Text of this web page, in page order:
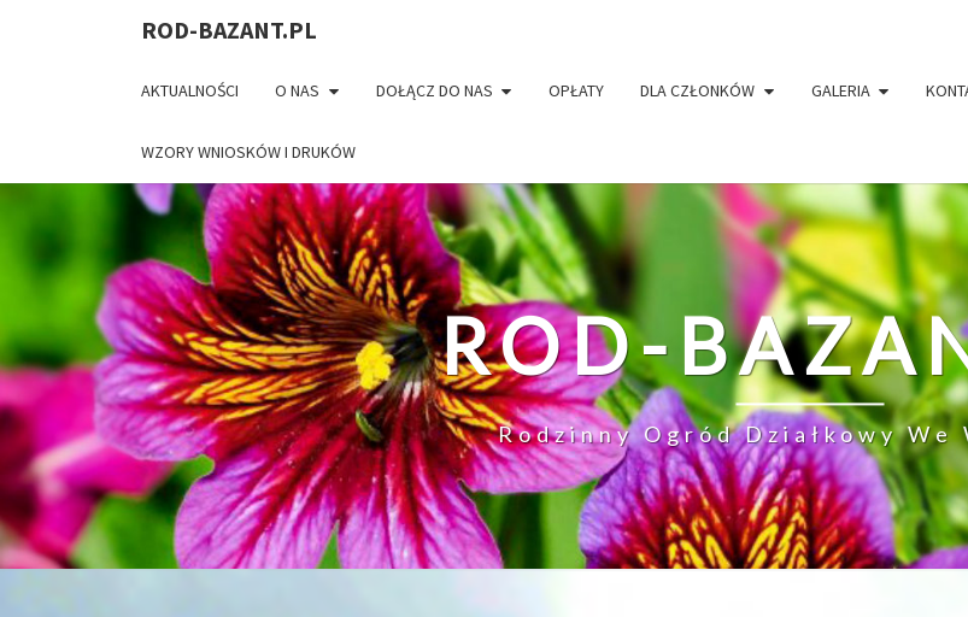
ROD-BAZANT.PL
AKTUALNOŚCI O NAS DOŁĄCZ DO NAS OPŁATY DLA CZŁONKÓW GALERIA
WZORY WNIOSKÓW I DRUKÓW
ROD-
Rodzinny Ogród Działkowy We